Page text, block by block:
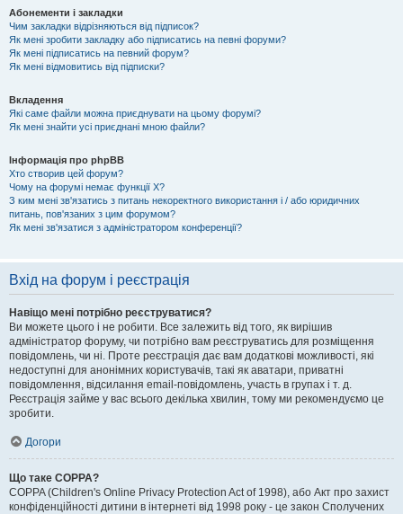
Абонементи і закладки
Чим закладки відрізняються від підписок?
Як мені зробити закладку або підписатись на певні форуми?
Як мені підписатись на певний форум?
Як мені відмовитись від підписки?
Вкладення
Які саме файли можна приєднувати на цьому форумі?
Як мені знайти усі приєднані мною файли?
Інформація про phpBB
Хто створив цей форум?
Чому на форумі немає функції X?
З ким мені зв'язатись з питань некоректного використання і / або юридичних
питань, пов'язаних з цим форумом?
Як мені зв'язатися з адміністратором конференції?
Вхід на форум і реєстрація
Навіщо мені потрібно реєструватися?
Ви можете цього і не робити. Все залежить від того, як вирішив
адміністратор форуму, чи потрібно вам реєструватись для розміщення
повідомлень, чи ні. Проте реєстрація дає вам додаткові можливості, які
недоступні для анонімних користувачів, такі як аватари, приватні
повідомлення, відсилання email-повідомлень, участь в групах і т. д.
Реєстрація займе у вас всього декілька хвилин, тому ми рекомендуємо це
зробити.
Догори
Що таке COPPA?
COPPA (Children's Online Privacy Protection Act of 1998), або Акт про захист
конфіденційності дитини в інтернеті від 1998 року - це закон Сполучених